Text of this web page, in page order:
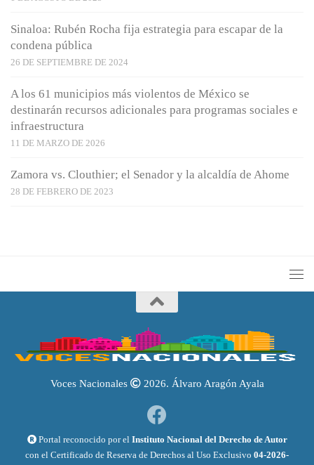
Sinaloa: Rubén Rocha fija estrategia para escapar de la
condena pública
26 DE SEPTIEMBRE DE 2024
A los 61 municipios más violentos de México se
destinarán recursos adicionales para programas sociales e
infraestructura
11 DE MARZO DE 2026
Zamora vs. Clouthier; el Senador y la alcaldía de Ahome
28 DE FEBRERO DE 2023
Voces Nacionales 2026. Álvaro Aragón Ayala
Portal reconocido por el Instituto Nacional del Derecho de Autor
con el Certificado de Reserva de Derechos al Uso Exclusivo 04-2026-